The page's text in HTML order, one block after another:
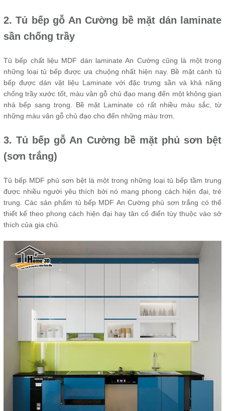
2. Tủ bếp gỗ An Cường bề mặt dán laminate
sần chống trầy
Tủ bếp chất liệu MDF dán laminate An Cường cũng là một trong
những loại tủ bếp được ưa chuộng nhất hiện nay. Bề mặt cánh tủ
bếp được dán vật liệu Laminate với đặc trưng sần và khả năng
chống trầy xước tốt, màu vân gỗ chủ đạo mang đến một không gian
nhà bếp sang trọng. Bề mặt Laminate có rất nhiều màu sắc, từ
những màu vân gỗ chủ đạo cho đến những màu trơn.
3. Tủ bếp gỗ An Cường bề mặt phủ sơn bệt
(sơn trắng)
Tủ bếp MDF phủ sơn bệt là một trong những loại tủ bếp tầm trung
được nhiều người yêu thích bởi nó mang phong cách hiện đại, trẻ
trung. Các sản phẩm tủ bếp MDF An Cường phủ sơn trắng có thể
thiết kế theo phong cách hiện đại hay tân cổ điển tùy thuộc vào sở
thích của gia chủ.